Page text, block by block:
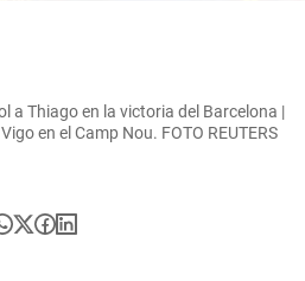
a Thiago en la victoria del Barcelona |
en el Camp Nou. FOTO REUTERS